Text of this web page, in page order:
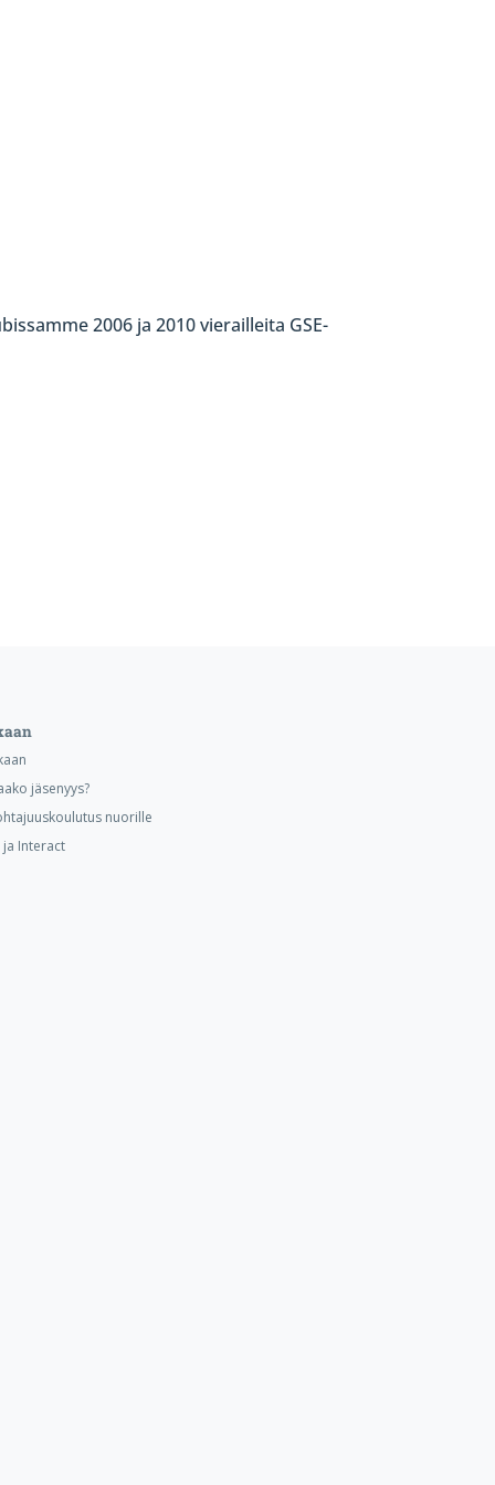
2006 ja 2010 vierailleita GSE-
jäsenyys?
nuorille
Interact